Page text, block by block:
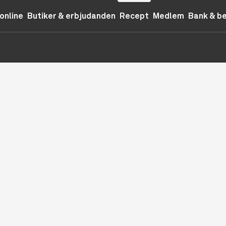
Butiker & erbjudanden Recept Medlem Bank &